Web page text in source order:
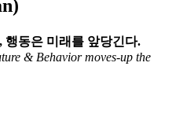
행동은 미래를 앞당긴다.
& Behavior moves-up the